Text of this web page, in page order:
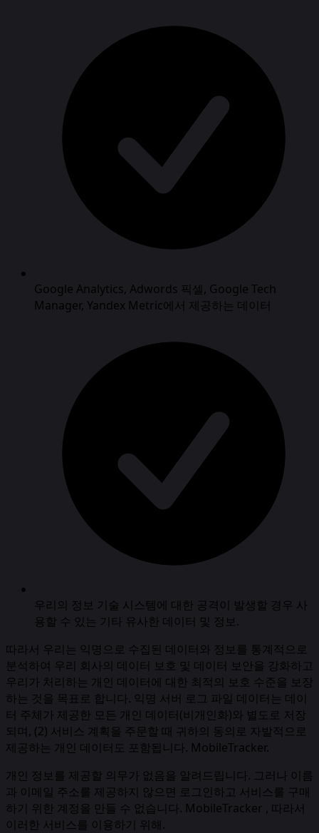
Google Analytics, Adwords 픽셀, Google Tech
Manager, Yandex Metric에서 제공하는 데이터
우리의 정보 기술 시스템에 대한 공격이 발생할 경우 사
용할 수 있는 기타 유사한 데이터 및 정보.
따라서 우리는 익명으로 수집된 데이터와 정보를 통계적으로
분석하여 우리 회사의 데이터 보호 및 데이터 보안을 강화하고
우리가 처리하는 개인 데이터에 대한 최적의 보호 수준을 보장
하는 것을 목표로 합니다. 익명 서버 로그 파일 데이터는 데이
터 주체가 제공한 모든 개인 데이터(비개인화)와 별도로 저장
되며, (2) 서비스 계획을 주문할 때 귀하의 동의로 자발적으로
제공하는 개인 데이터도 포함됩니다. MobileTracker.
개인 정보를 제공할 의무가 없음을 알려드립니다. 그러나 이름
과 이메일 주소를 제공하지 않으면 로그인하고 서비스를 구매
하기 위한 계정을 만들 수 없습니다. MobileTracker , 따라서
이러한 서비스를 이용하기 위해.